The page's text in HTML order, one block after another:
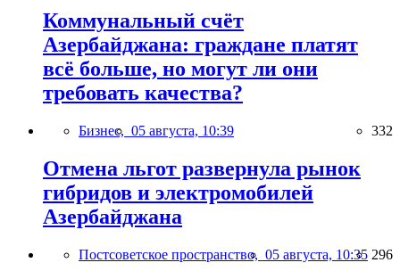
Коммунальный счёт
Азербайджана: граждане платят
всё больше, но могут ли они
требовать качества?
Бизнес, 05 августа, 10:39 332
Отмена льгот развернула рынок
гибридов и электромобилей
Азербайджана
Постсоветское пространство, 05 августа, 10:35 296